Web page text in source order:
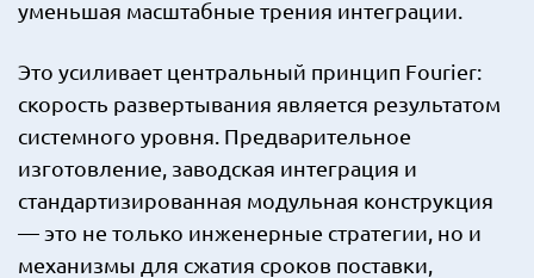
уменьшая масштабные трения интеграции.
Это усиливает центральный принцип Fourier:
скорость развертывания является результатом
системного уровня. Предварительное
изготовление, заводская интеграция и
стандартизированная модульная конструкция
— это не только инженерные стратегии, но и
механизмы для сжатия сроков поставки,